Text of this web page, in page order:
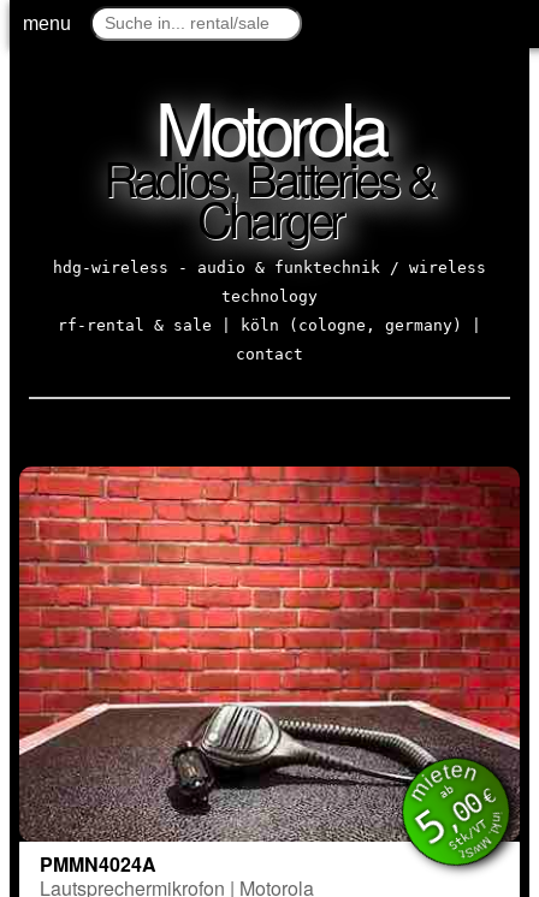
menu
menu
Motorola
Radios, Batteries &
Charger
hdg-wireless - audio & funktechnik / wireless
technology
rf-rental & sale | köln (cologne, germany) |
contact
mieten
inkl. MwSt.
ab
5,00€
Stk/VT
PMMN4024A
Lautsprechermikrofon | Motorola